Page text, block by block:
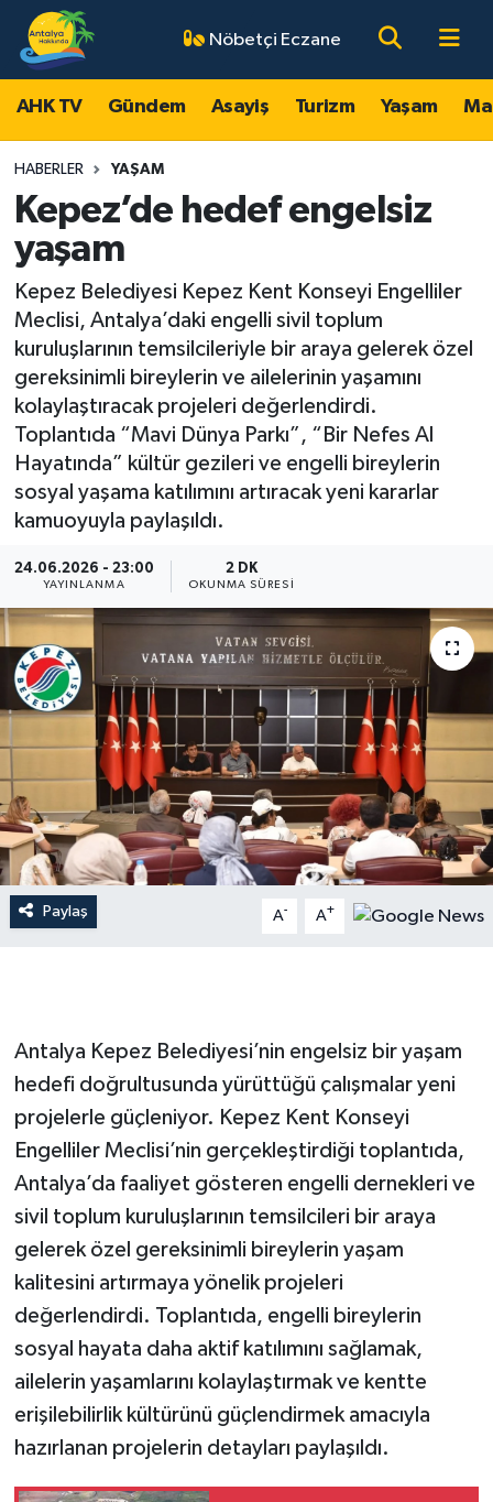
Nöbetçi Eczane
AHK TV Gündem Asayiş Turizm Yaşam
HABERLER YAŞAM
Kepez’de hedef engelsiz
yaşam
Kepez Belediyesi Kepez Kent Konseyi Engelliler
Meclisi, Antalya’daki engelli sivil toplum
kuruluşlarının temsilcileriyle bir araya gelerek özel
gereksinimli bireylerin ve ailelerinin yaşamını
kolaylaştıracak projeleri değerlendirdi.
Toplantıda “Mavi Dünya Parkı”, “Bir Nefes Al
Hayatında” kültür gezileri ve engelli bireylerin
sosyal yaşama katılımını artıracak yeni kararlar
kamuoyuyla paylaşıldı.
24.06.2026 - 23:00
YAYINLANMA
2 DK
OKUNMA SÜRESI
Paylaş A- A+
Antalya Kepez Belediyesi’nin engelsiz bir yaşam
hedefi doğrultusunda yürüttüğü çalışmalar yeni
projelerle güçleniyor. Kepez Kent Konseyi
Engelliler Meclisi’nin gerçekleştirdiği toplantıda,
Antalya’da faaliyet gösteren engelli dernekleri ve
sivil toplum kuruluşlarının temsilcileri bir araya
gelerek özel gereksinimli bireylerin yaşam
kalitesini artırmaya yönelik projeleri
değerlendirdi. Toplantıda, engelli bireylerin
sosyal hayata daha aktif katılımını sağlamak,
ailelerin yaşamlarını kolaylaştırmak ve kentte
erişilebilirlik kültürünü güçlendirmek amacıyla
hazırlanan projelerin detayları paylaşıldı.
AHK TV
Gündem
Turizm
Yaşam
Magazin
Ekonomi
Spor
Dünya
Resmi Reklamlar
Antalya Nöbetçi Eczaneler
Antalya Hava Durumu
Antalya Namaz Vakitleri
Antalya Trafik Yoğunluk Haritası
Süper Lig Puan Durumu ve Fikstür
Tüm Manşetler
Son Dakika Haberleri
Haber Arşivi